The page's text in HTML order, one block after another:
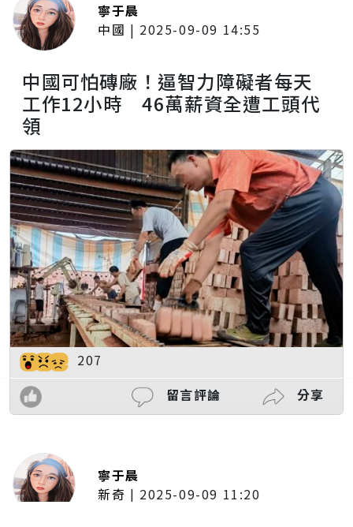
寧于晨
中國 | 2025-09-09 14:55
中國可怕磚廠！逼智力障礙者每天
工作12小時 46萬薪資全遭工頭代
領
207
留言評論
分享
寧于晨
新奇 | 2025-09-09 11:20